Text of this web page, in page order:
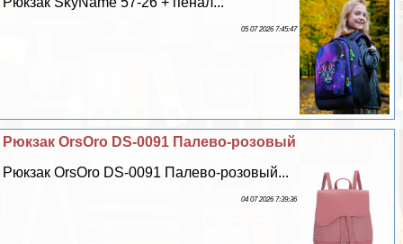
05 07 2026 7:45:47
Рюкзак OrsOro DS-0091 Палево-розовый
Рюкзак OrsOro DS-0091 Палево-розовый...
04 07 2026 7:39:36